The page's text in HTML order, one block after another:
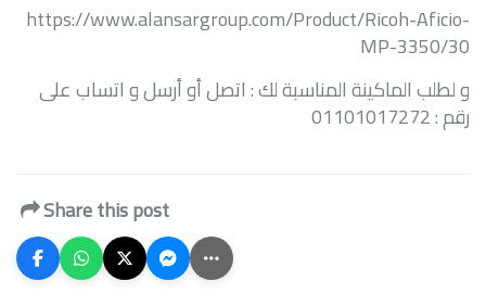
https://www.alansargroup.com/Product/Ricoh-Aficio-
MP-3350/30
و لطلب الماكينة المناسبة لك : اتصل أو أرسل و اتساب على
رقم : 01101017272
Share this post